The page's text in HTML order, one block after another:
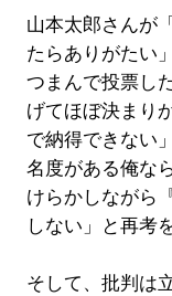
山本太郎さんが
たらありがたい
つまんで投票し
げてほぼ決まり
で納得できない
名度がある俺な
けらかしながら
しない」と再考
そして、批判は